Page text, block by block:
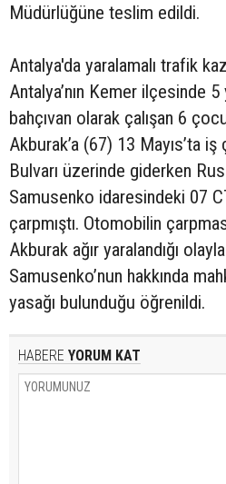
Müdürlüğüne teslim edildi.
Antalya'da yaralamalı trafik
Antalya’nın Kemer ilçesinde 5
bahçıvan olarak çalışan 6
Akburak’a (67) 13 Mayıs’ta
Bulvarı üzerinde giderken
Samusenko idaresindeki 07
çarpmıştı. Otomobilin
Akburak ağır yaralandığı
Samusenko’nun hakkında
yasağı bulunduğu öğrenildi.
HABERE YORUM KAT